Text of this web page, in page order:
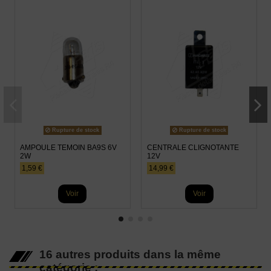
Rupture de stock
AMPOULE TEMOIN BA9S 6V
2W
1,59 €
Voir
Rupture de stock
CENTRALE CLIGNOTANTE
12V
14,99 €
Voir
16 autres produits dans la même
catégorie :